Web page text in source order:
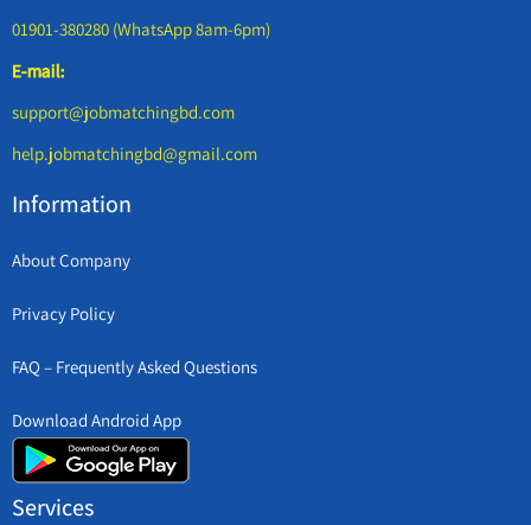
01901-380280 (WhatsApp 8am-6pm)
E-mail:
support@jobmatchingbd.com
help.jobmatchingbd@gmail.com
Information
About Company
Privacy Policy
FAQ – Frequently Asked Questions
Download Android App
Services